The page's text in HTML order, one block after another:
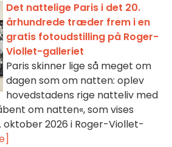
Det nattelige Paris i det 20.
århundrede træder frem i en
gratis fotoudstilling på Roger-
Viollet-galleriet
Paris skinner lige så meget om
dagen som om natten: oplev
hovedstadens rige natteliv med
om natten«, som vises
oktober 2026 i Roger-Viollet-